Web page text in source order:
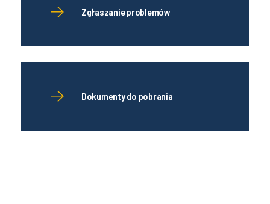
Zgłaszanie problemów
Dokumenty do pobrania